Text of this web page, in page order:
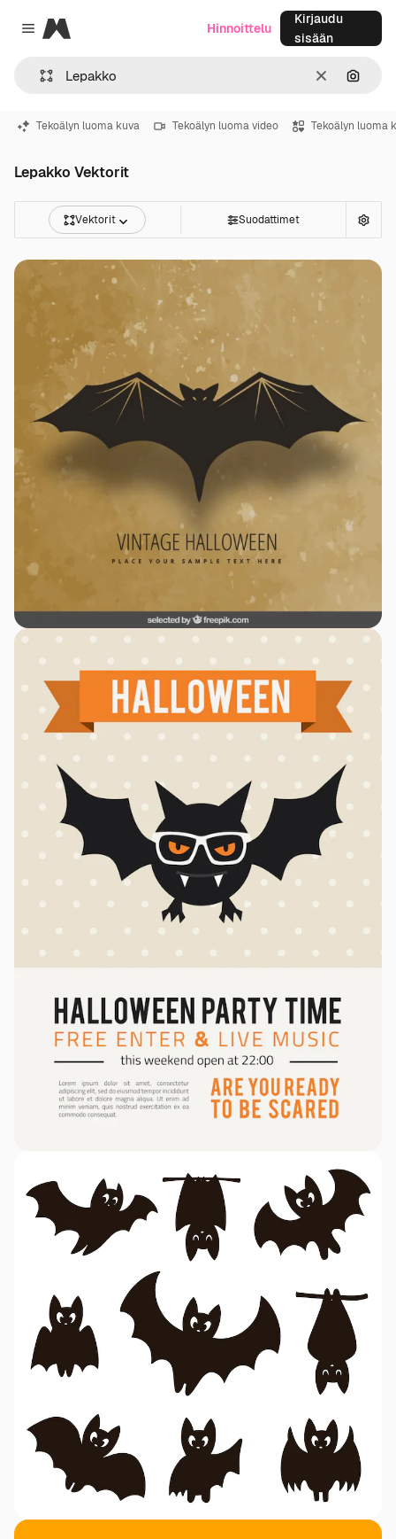
Close menu
Magnific
SelkeäHae
Hinnoittelu
Kirjaudu
sisään
Tekoälyn luoma kuva Tekoälyn luoma video Tekoälyn luoma
Lepakko Vektorit
Vektorit Suodattimet